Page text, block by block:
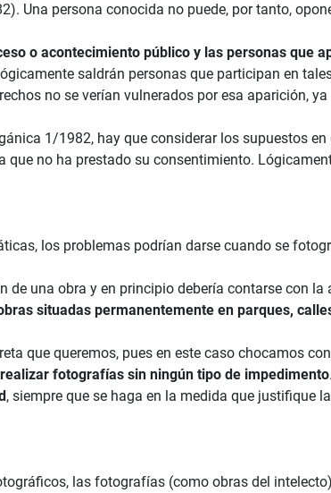
Una persona conocida no puede, por tanto,
o acontecimiento público y las personas que
saldrán personas que participan en
no se verían vulnerados por esa aparición, ya
1/1982, hay que considerar los supuestos
no ha prestado su consentimiento.
los problemas podrían darse cuando se
de una obra y en principio debería contarse con la
situadas permanentemente en parques,
que queremos, pues en este caso chocamos
fotografías sin ningún tipo de impedimento.
, siempre que se haga en la medida que justifique
las fotografías (como obras del